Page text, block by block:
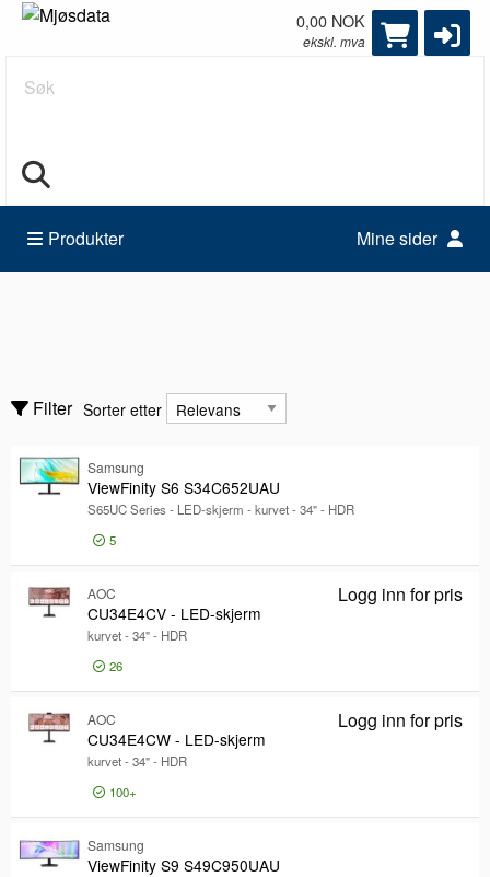
0,00 NOK
ekskl. mva
Søk
Produkter Mine sider
Digital skilting
Interaktive skjermer
POS Monitors
Vis bare
Vis bare
På lager
Lagersted
Eksternt lager
Lager Gjøvik
Produsent
Produsent
Samsung 612
HP
Skjermstørrelse
Skjermstørrelse
Filter Sorter etter
Sorter etter
Samsung
ViewFinity S6 S34C652UAU
S65UC Series - LED-skjerm - kurvet - 34" - HDR
5
Logg inn for pris
AOC
CU34E4CV - LED-skjerm
kurvet - 34" - HDR
26
Logg inn for pris
AOC
CU34E4CW - LED-skjerm
kurvet - 34" - HDR
100+
Logg inn for pris
Samsung
ViewFinity S9 S49C950UAU